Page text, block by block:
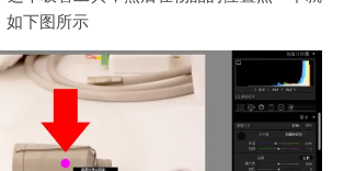
如下图所示